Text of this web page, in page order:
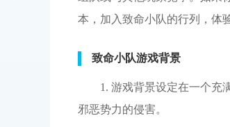
本，加入致命小队的行列，体
致命小队游戏背景
1. 游戏背景设定在一个充
邪恶势力的侵害。